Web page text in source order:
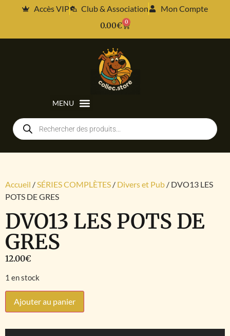
Accès VIP Club & Association
Mon Compte
0.00€ 0
Accueil /SÉRIES COMPLÈTES / Divers et Pub / DVO13 LES
POTS DE GRES
DVO13 LES POTS DE
GRES
12.00€
1 en stock
Ajouter au panier